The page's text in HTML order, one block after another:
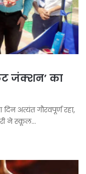
जंक्शन’ का
अत्यंत गौरवपूर्ण रहा,
ने स्कूल…